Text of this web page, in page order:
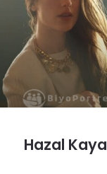
Hazal Kaya